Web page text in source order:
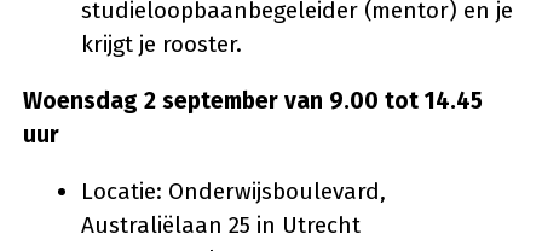
studieloopbaanbegeleider (mentor) en je
krijgt je rooster.
Woensdag 2 september van 9.00 tot 14.45
uur
Locatie: Onderwijsboulevard,
Australiëlaan 25 in Utrecht